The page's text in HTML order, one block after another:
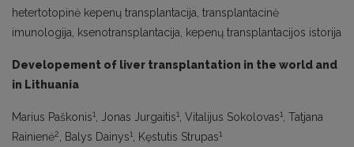
hetertotopinė kepenų transplantacija, transplantacinė
imunologija, ksenotransplantacija, kepenų transplantacijos istorija
Developement of liver transplantation in the world and
in Lithuania
Marius Paškonis1 , Jonas Jurgaitis1 , Vitalijus Sokolovas1
, Tatjana
Rainienė2 , Balys Dainys1 , Kęstutis Strupas1